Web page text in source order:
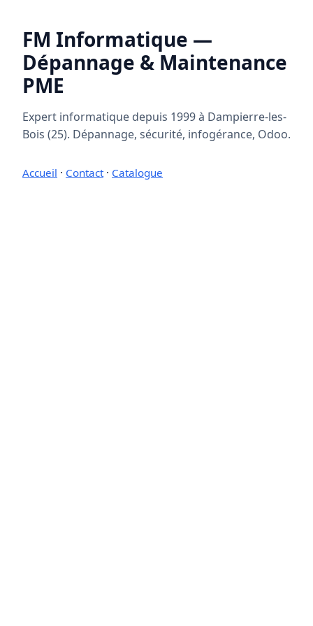
FM Informatique —
Dépannage & Maintenance
PME
Expert informatique depuis 1999 à Dampierre-les-
Bois (25). Dépannage, sécurité, infogérance, Odoo.
Accueil · Contact· Catalogue